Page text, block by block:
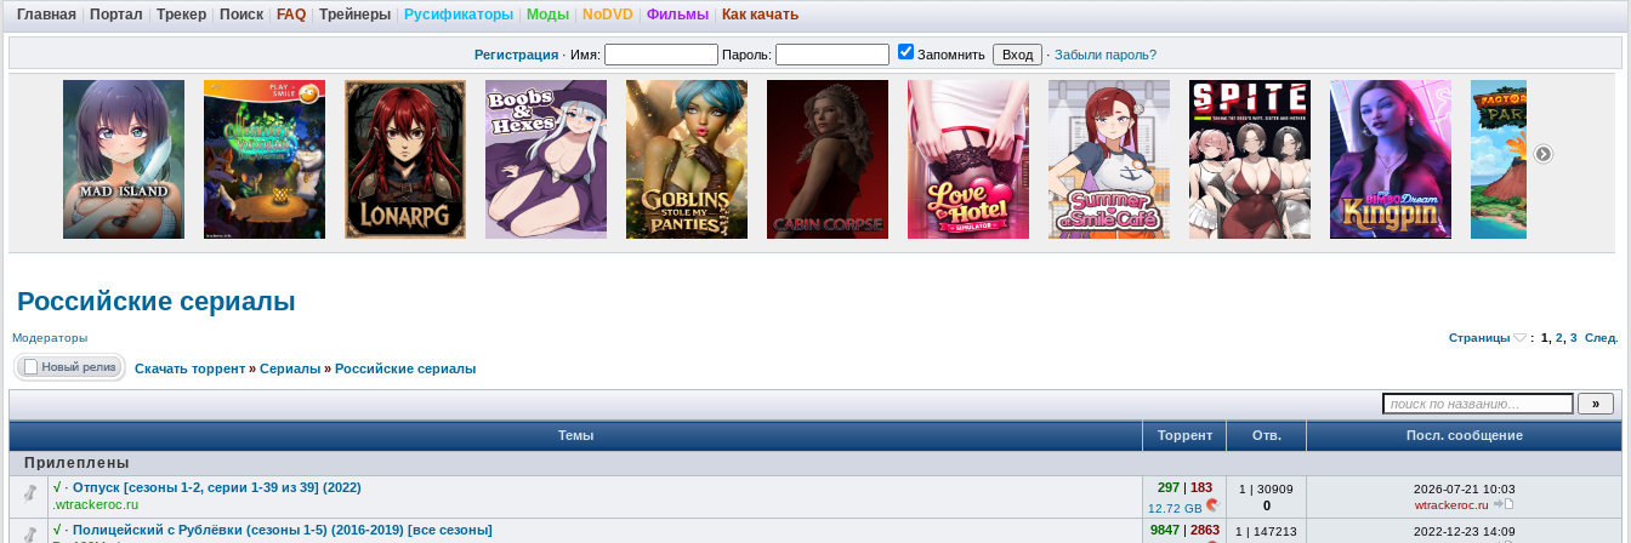
Главная Портал Трекер Поиск FAQ Трейнеры Русификаторы Моды NoDVD Фильмы Как качать
Регистрация · Имя: Пароль: Запомнить · Забыли пароль?
Российские сериалы
Модераторы Страницы : 1 2 3 След.
Скачать торрент » Сериалы » Российские сериалы
Темы Торрент Отв. Посл. сообщение
Прилеплены
√ · Отпуск [сезоны 1-2, серии 1-39 из 39] (2022)
.wtrackeroc.ru
297| 183
12.72 GB
1 | 30909
0
2026-07-21 10:03
wtrackeroc.ru
√ · Полицейский с Рублёвки (сезоны 1-5) (2016-2019) [все сезоны]
9847| 2863 1 | 147213
2022-12-23 14:09